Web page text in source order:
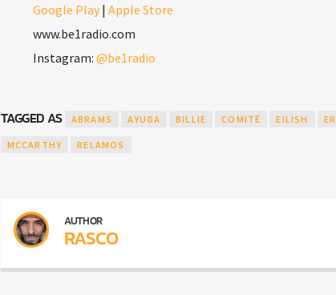
Google Play| Apple Store
www.be1radio.com
Instagram: @be1radio
TAGGED AS ABRAMS AYUDA BILLIE COMITÉ EILISH
MCCARTHY RELAMOS
AUTHOR
RASCO